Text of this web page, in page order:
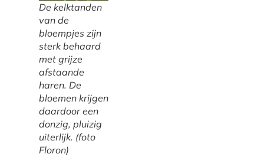
De kelktanden
van de
bloempjes zijn
sterk behaard
met grijze
afstaande
haren. De
bloemen krijgen
daardoor een
donzig, pluizig
uiterlijk. (foto
Floron)